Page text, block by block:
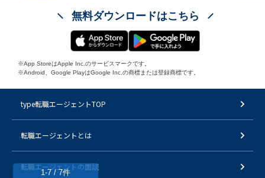
1-7 / 7件
無料ダウンロードはこちら
※App StoreはApple Inc.のサービスマークです。
※Android、Google PlayはGoogle Inc.の商標または登録商標です。
type転職エージェントTOP
転職エージェントとは
転職エージェントの面談